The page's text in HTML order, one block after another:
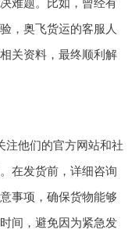
难题。比如，曾经有
，奥飞货运的客服人
关资料，最终顺利解
注他们的官方网站和社
在发货前，详细咨询
事项，确保货物能够
间，避免因为紧急发